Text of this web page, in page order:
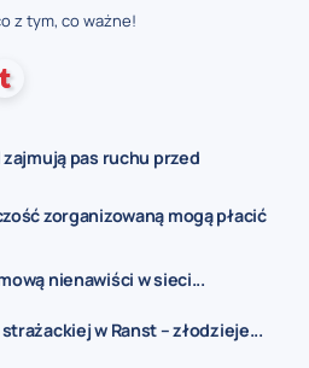
z tym, co ważne!
pas ruchu przed
zorganizowaną mogą płacić
nienawiści w sieci...
w Ranst – złodzieje...